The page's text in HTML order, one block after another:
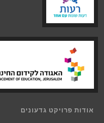
אודות פרויקט גדעונים